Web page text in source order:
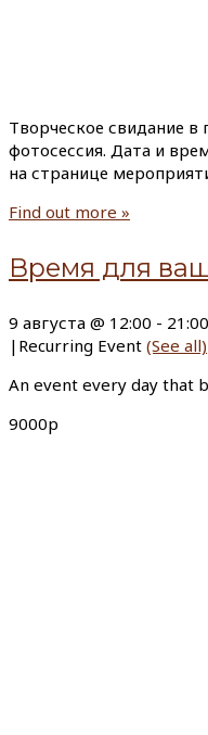
Творческое свидание в
фотосессия. Дата и
на странице
Find out more »
Время для
9 августа @ 12:00 - 21:00
| Recurring Event (See all)
An event every day that
9000р